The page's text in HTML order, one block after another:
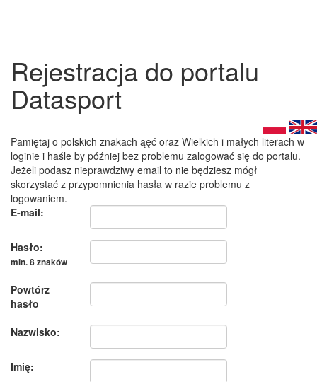
Rejestracja do portalu
Datasport
Pamiętaj o polskich znakach ąęć oraz Wielkich i małych literach w
loginie i haśle by później bez problemu zalogować się do portalu.
Jeżeli podasz nieprawdziwy email to nie będziesz mógł
skorzystać z przypomnienia hasła w razie problemu z
logowaniem.
E-mail:
Hasło:
min. 8 znaków
Powtórz
hasło
Nazwisko:
Imię: